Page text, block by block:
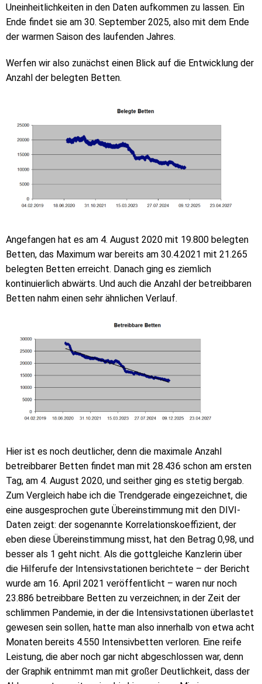
Uneinheitlichkeiten in den Daten aufkommen zu lassen. Ein
Ende findet sie am 30. September 2025, also mit dem Ende
der warmen Saison des laufenden Jahres.
Werfen wir also zunächst einen Blick auf die Entwicklung der
Anzahl der belegten Betten.
Angefangen hat es am 4. August 2020 mit 19.800 belegten
Betten, das Maximum war bereits am 30.4.2021 mit 21.265
belegten Betten erreicht. Danach ging es ziemlich
kontinuierlich abwärts. Und auch die Anzahl der betreibbaren
Betten nahm einen sehr ähnlichen Verlauf.
Hier ist es noch deutlicher, denn die maximale Anzahl
betreibbarer Betten findet man mit 28.436 schon am ersten
Tag, am 4. August 2020, und seither ging es stetig bergab.
Zum Vergleich habe ich die Trendgerade eingezeichnet, die
eine ausgesprochen gute Übereinstimmung mit den DIVI-
Daten zeigt: der sogenannte Korrelationskoeffizient, der
eben diese Übereinstimmung misst, hat den Betrag 0,98, und
besser als 1 geht nicht. Als die gottgleiche Kanzlerin über
die Hilferufe der Intensivstationen berichtete – der Bericht
wurde am 16. April 2021 veröffentlicht – waren nur noch
23.886 betreibbare Betten zu verzeichnen; in der Zeit der
schlimmen Pandemie, in der die Intensivstationen überlastet
gewesen sein sollen, hatte man also innerhalb von etwa acht
Monaten bereits 4.550 Intensivbetten verloren. Eine reife
Leistung, die aber noch gar nicht abgeschlossen war, denn
der Graphik entnimmt man mit großer Deutlichkeit, dass der